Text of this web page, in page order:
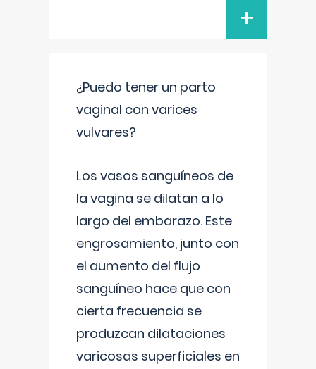
+
¿Puedo tener un parto
vaginal con varices
vulvares?
Los vasos sanguíneos de
la vagina se dilatan a lo
largo del embarazo. Este
engrosamiento, junto con
el aumento del flujo
sanguíneo hace que con
cierta frecuencia se
produzcan dilataciones
varicosas superficiales en